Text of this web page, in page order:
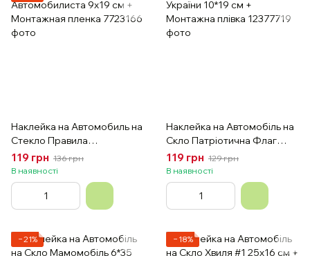
Наклейка на Автомобиль на
Стекло Правила
Автомобилиста 9х19 см +
Монтажная пленка
119 грн 136 грн
В наявності
Наклейка на Автомобіль на
Скло Патріотична Флаг
України 10*19 см +
Монтажна плівка
119 грн 129 грн
В наявності
−21% −18%